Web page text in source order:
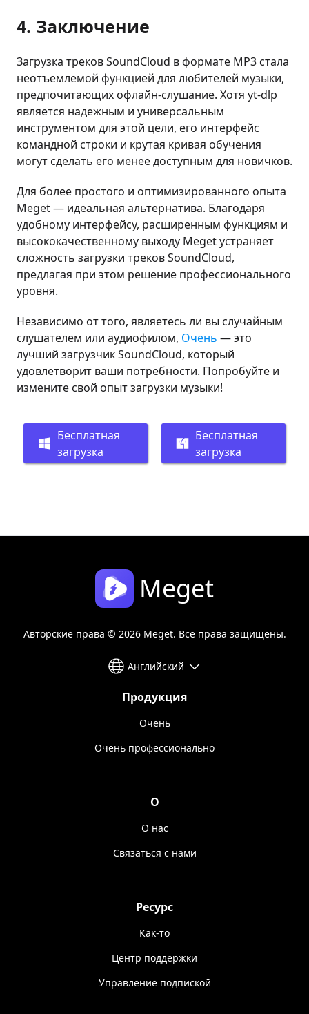
4. Заключение
Загрузка треков SoundCloud в формате MP3 стала
неотъемлемой функцией для любителей музыки,
предпочитающих офлайн-слушание. Хотя yt-dlp
является надежным и универсальным
инструментом для этой цели, его интерфейс
командной строки и крутая кривая обучения
могут сделать его менее доступным для новичков.
Для более простого и оптимизированного опыта
Meget — идеальная альтернатива. Благодаря
удобному интерфейсу, расширенным функциям и
высококачественному выходу Meget устраняет
сложность загрузки треков SoundCloud,
предлагая при этом решение профессионального
уровня.
Независимо от того, являетесь ли вы случайным
слушателем или аудиофилом, Очень — это
лучший загрузчик SoundCloud, который
удовлетворит ваши потребности. Попробуйте и
измените свой опыт загрузки музыки!
Бесплатная
загрузка
Бесплатная
загрузка
Meget
Авторские права © 2026 Meget. Все права защищены.
Английский
Продукция
Очень
Очень профессионально
О
О нас
Связаться с нами
Ресурс
Как-то
Центр поддержки
Управление подпиской